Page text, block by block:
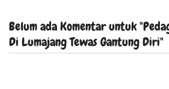
Belum ada Komentar untuk
Di Lumajang Tewas Gantung Diri"